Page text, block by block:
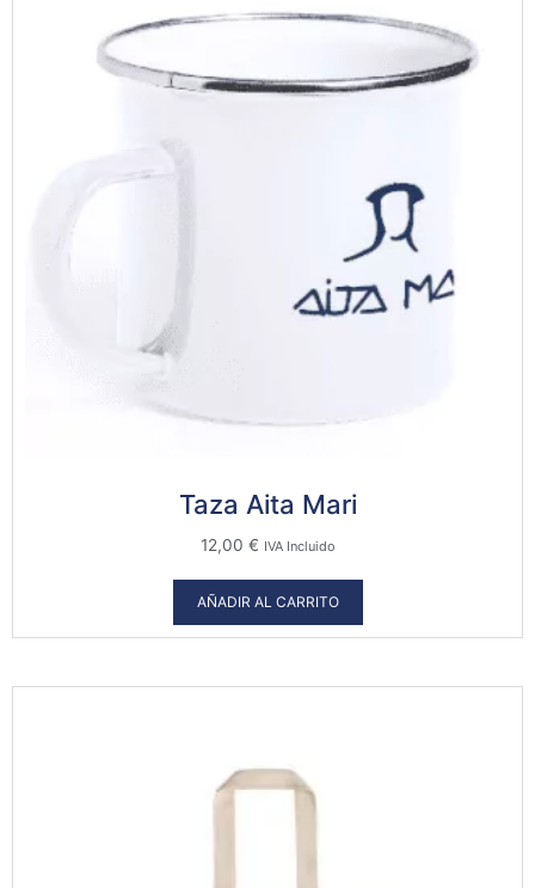
Taza Aita Mari
12,00 € IVA Incluido
AÑADIR AL CARRITO